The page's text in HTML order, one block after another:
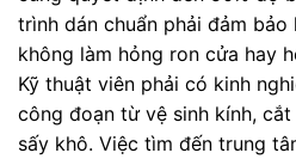
trình dán chuẩn phải đảm
không làm hỏng ron cửa hay
Kỹ thuật viên phải có kinh
công đoạn từ vệ sinh kính,
sấy khô. Việc tìm đến trung